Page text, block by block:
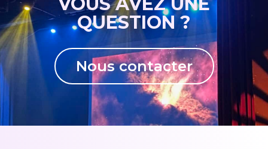
QUESTION ?
Nous contacter